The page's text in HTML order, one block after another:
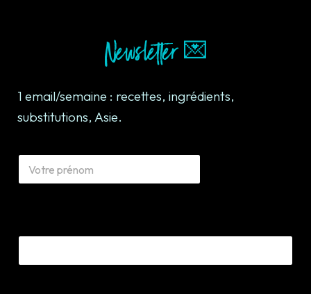
Newsletter 💌
1 email/semaine : recettes, ingrédients,
substitutions, Asie.
N
m